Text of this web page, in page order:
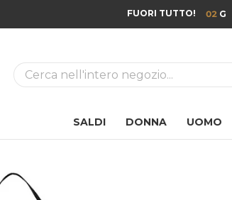
FUORI TUTTO! 02
La ricerca
SALDI DONNA UOMO